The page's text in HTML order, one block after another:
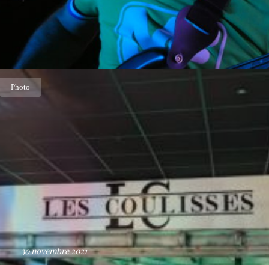
Photo
30 novembre 2021